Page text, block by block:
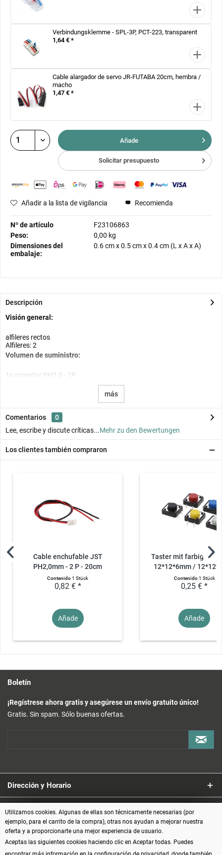
Verbindungsklemme - SPL-3P, PCT-223, transparent
1,64 € *
Cable alargador de servo JR-FUTABA 20cm, hembra /
macho
1,47 € *
Añade
Solicitar presupuesto
Añadir a la lista de vigilancia Recomienda
Nº de artículo
F23106863
Peso:
0,00 kg
Dimensiones del
embalaje:
0.6 cmx0.5 cmx0.4 cm (L x A x A)
Descripción
Visión general:
alfileres rectos
Alfileres: 2
Volumen de suministro:
1x conector PH2.0 - 2P
más
Comentarios
0
Lee, escribe y discute críticas...Mehr zu den Bewertungen
Los clientes también compraron
Cable enchufable JST
PH2,0mm - 2 P - 20cm
Contenido1 Stück
0,82 € *
Añade
Taster mit farbigem
12*12*6mm /
Contenido1 Stück
0,25 € *
Añade
Boletín
¡Regístrese ahora gratis y asegúrese un envío gratuito único!
Gratis. Sin spam. Sólo buenas ofertas.
Dirección y Horario
Servicio
Información
Utilizamos cookies. Algunas de ellas son técnicamente necesarias (por
ejemplo, para el carrito de la compra), otras nos ayudan a mejorar nuestra
oferta y a proporcionarte una mejor experiencia de usuario.
Aceptas las siguientes cookies haciendo clic en Aceptar todas. Puedes